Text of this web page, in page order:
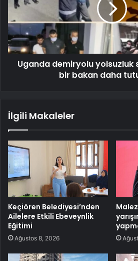
Uganda demiryolu yolsuzluk
bir bakan daha
İlgili Makaleler
Keçiören Belediyesi’nden
Ailelere Etkili Ebeveynlik
Eğitimi
Ağustos 8, 2026